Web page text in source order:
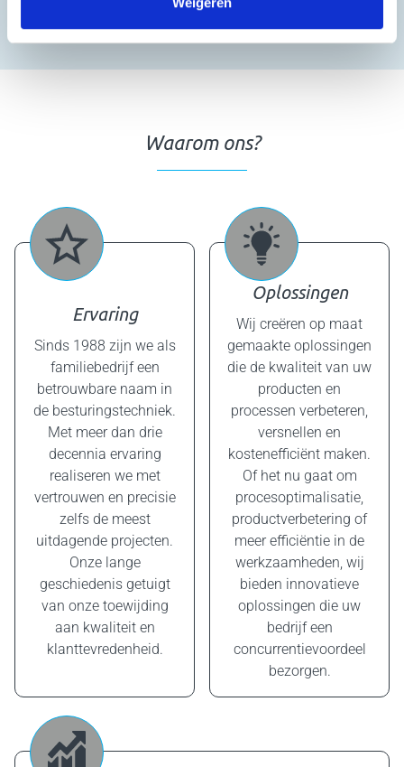
Waarom ons?
Ervaring
Sinds 1988 zijn we als
familiebedrijf een
betrouwbare naam in
de besturingstechniek.
Met meer dan drie
decennia ervaring
realiseren we met
vertrouwen en precisie
zelfs de meest
uitdagende projecten.
Onze lange
geschiedenis getuigt
van onze toewijding
aan kwaliteit en
klanttevredenheid.
Oplossingen
Wij creëren op maat
gemaakte oplossingen
die de kwaliteit van uw
producten en
processen verbeteren,
versnellen en
kostenefficiënt maken.
Of het nu gaat om
procesoptimalisatie,
productverbetering of
meer efficiëntie in de
werkzaamheden, wij
bieden innovatieve
oplossingen die uw
bedrijf een
concurrentievoordeel
bezorgen.